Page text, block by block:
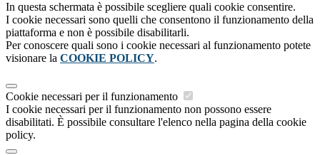
In questa schermata è possibile scegliere quali cookie consentire.
I cookie necessari sono quelli che consentono il funzionamento della
piattaforma e non è possibile disabilitarli.
Per conoscere quali sono i cookie necessari al funzionamento potete
visionare la COOKIE POLICY.
Cookie necessari per il funzionamento
I cookie necessari per il funzionamento non possono essere
disabilitati. È possibile consultare l'elenco nella pagina della cookie
policy.